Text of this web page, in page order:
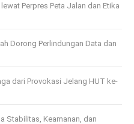
Perpres Peta Jalan dan Etika
Dorong Perlindungan Data dan
dari Provokasi Jelang HUT ke-
Stabilitas, Keamanan, dan